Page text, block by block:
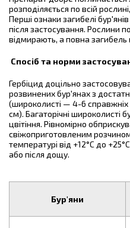
розподіляється по всій
Перші ознаки загибелі
після застосування. Рослини
відмирають, а повна загибель
Спосіб та норми
Гербіцид доцільно
розвинених бур'янах з
(широколисті — 4-6 справжніх
см). Багаторічні широколисті
цвітіння. Рівномірно
свіжоприготовленим
температурі від +12°С до
або після дощу.
Бур'яни